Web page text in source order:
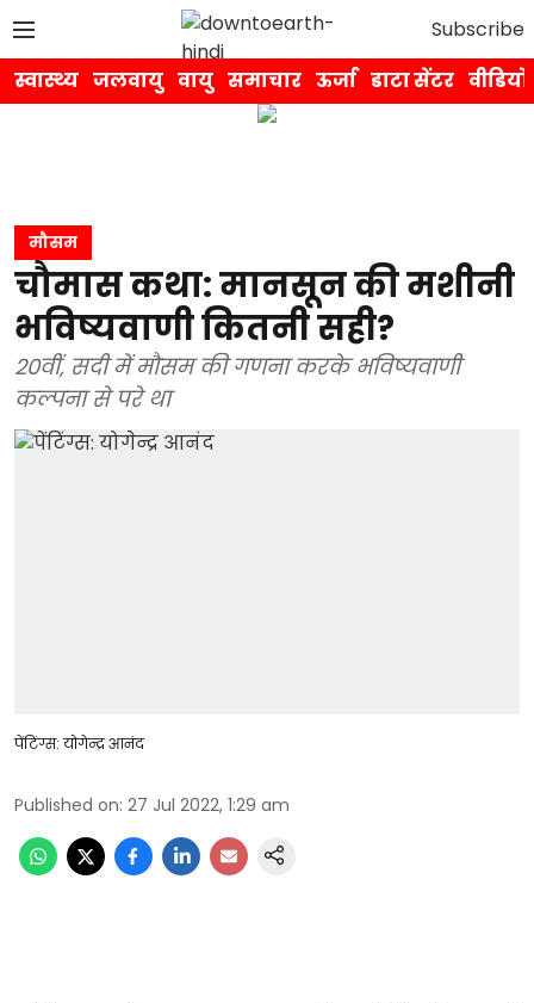
Subscribe
स्वास्थ्य जलवायु वायु समाचार ऊर्जा डाटा सेंटर वीडियो
मौसम
चौमास कथा: मानसून की मशीनी
भविष्यवाणी कितनी सही?
20वीं, सदी में मौसम की गणना करके भविष्यवाणी
कल्पना से परे था
पेंटिंग्स: योगेन्द्र आनंद
Published on: 27 Jul 2022, 1:29 am